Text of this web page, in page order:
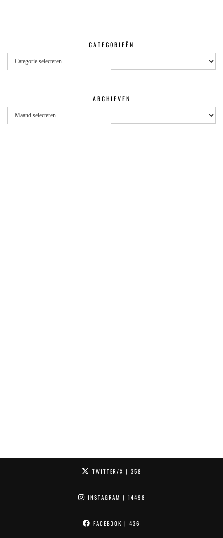
CATEGORIEËN
Categorieën
ARCHIEVEN
Archieven
TWITTER/X | 358
INSTAGRAM | 14498
FACEBOOK | 436